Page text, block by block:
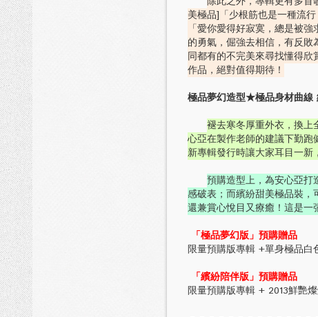
美極品]「少根筋也是一種流
「愛你愛得好寂寞，總是被
的勇氣，倔強去相信，有反
同都有的不完美來尋找懂得
作品，絕對值得期待！
極品夢幻造型★極品身材曲線
褪去寒冬厚重外衣，換上
心亞在製作老師的建議下勤
新專輯發行時讓大家耳目一新
預購造型上，為安心亞打
感破表；而繽紛甜美極品裝，
還兼賞心悅目又療癒！這是一
「極品夢幻版」預購贈品
限量預購版專輯 +單身極品
「繽紛陪伴版」預購贈品
限量預購版專輯 + 2013鮮艷